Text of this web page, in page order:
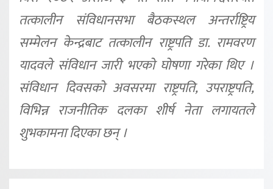
तत्कालीन संविधानसभा बैठकस्थल अन्तर्राष्ट्रिय
सम्मेलन केन्द्रबाट तत्कालीन राष्ट्रपति डा. रामवरण
यादवले संविधान जारी भएको घोषणा गरेका थिए ।
संविधान दिवसको अवसरमा राष्ट्रपति, उपराष्ट्रपति,
विभिन्न राजनीतिक दलका शीर्ष नेता लगायतले
शुभकामना दिएका छन् ।